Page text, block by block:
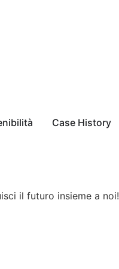
Case History
il futuro insieme a noi!